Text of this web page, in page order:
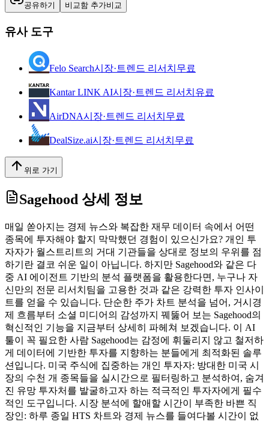
공유하기 비교함 추가비교
유사 도구
Felo Search시장·트렌드 리서치 무료
Kantar LINK AI시장·트렌드 리서치 유료
AirDNA시장·트렌드 리서치 무료
DealSize.ai시장·트렌드 리서치 무료
위로 가기
Sagehood 상세 정보
매일 쏟아지는 경제 뉴스와 복잡한 재무 데이터 속에서 어떤
종목에 투자해야 할지 막막했던 경험이 있으신가요? 개인 투
자자가 월스트리트의 거대 기관들을 상대로 정보의 우위를 점
하기란 결코 쉬운 일이 아닙니다. 하지만 Sagehood와 같은 다
중 AI 에이전트 기반의 분석 플랫폼을 활용한다면, 누구나 자
신만의 전문 리서치팀을 고용한 것과 같은 강력한 투자 인사이
트를 얻을 수 있습니다. 단순한 주가 차트 분석을 넘어, 거시경
제 흐름부터 소셜 미디어의 감성까지 꿰뚫어 보는 Sagehood의
혁신적인 기능을 지금부터 상세히 파헤쳐 보겠습니다. 이 AI
툴이 꼭 필요한 사람 Sagehood는 감정에 휘둘리지 않고 철저하
게 데이터에 기반한 투자를 지향하는 분들에게 최적화된 솔루
션입니다. 미국 주식에 집중하는 개인 투자자: 방대한 미국 시
장의 수천 개 종목들을 실시간으로 필터링하고 분석하여, 숨겨
진 유망 투자처를 발굴하고자 하는 적극적인 투자자에게 필수
적인 도구입니다. 시장 분석에 할애할 시간이 부족한 바쁜 직
장인: 하루 종일 HTS 차트와 경제 뉴스를 들여다볼 시간이 없